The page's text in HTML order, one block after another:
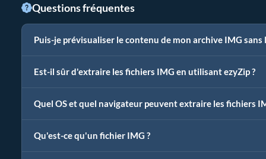
Questions fréquentes
Puis-je prévisualiser le contenu de mon archive IMG sans
Est-il sûr d'extraire les fichiers IMG en utilisant ezyZip ?
Quel OS et quel navigateur peuvent extraire les fichiers
Qu'est-ce qu'un fichier IMG ?